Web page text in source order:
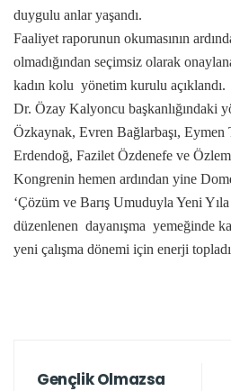
duygulu anlar yaşandı.
Faaliyet raporunun okumasının
olmadığından seçimsiz olarak
kadın kolu yönetim kurulu açıklandı.
Dr. Özay Kalyoncu başkanlığındaki
Özkaynak, Evren Bağlarbaşı,
Erdendoğ, Fazilet Özdenefe ve
Kongrenin hemen ardından yine
‘Çözüm ve Barış Umuduyla Yeni Yıla
düzenlenen dayanışma yemeğinde
yeni çalışma dönemi için enerji
Gençlik Olmazsa